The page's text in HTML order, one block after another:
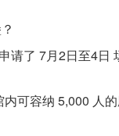
请了 7月2日至4日
可容纳 5,000 人